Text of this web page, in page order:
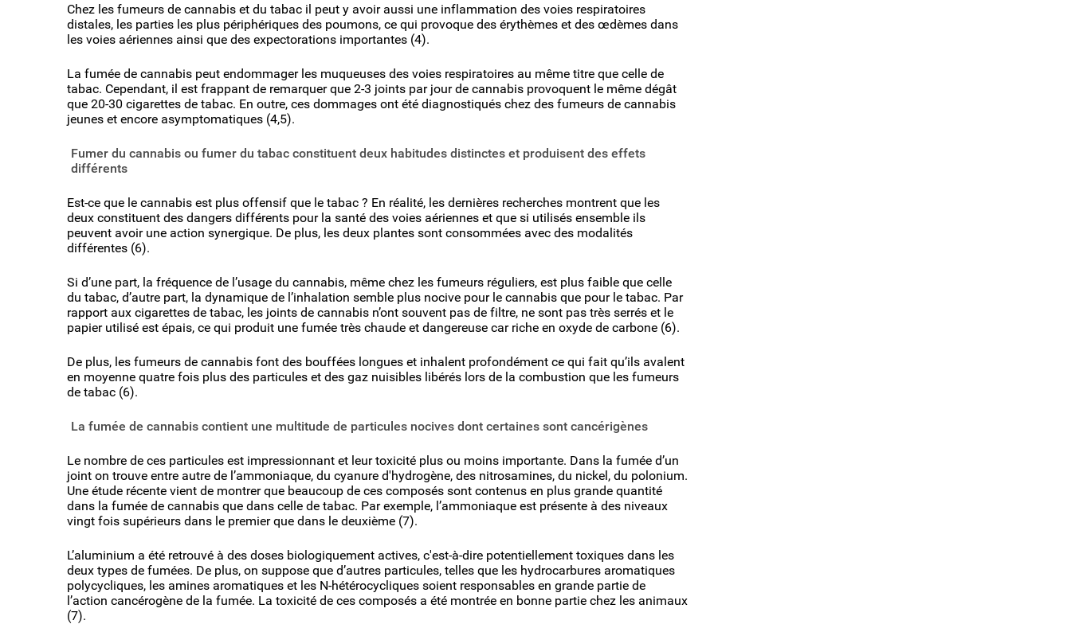
Chez les fumeurs de cannabis et du tabac il peut y avoir aussi une inflammation des voies respiratoires
distales, les parties les plus périphériques des poumons, ce qui provoque des érythèmes et des œdèmes dans
les voies aériennes ainsi que des expectorations importantes (4).
La fumée de cannabis peut endommager les muqueuses des voies respiratoires au même titre que celle de
tabac. Cependant, il est frappant de remarquer que 2-3 joints par jour de cannabis provoquent le même dégât
que 20-30 cigarettes de tabac. En outre, ces dommages ont été diagnostiqués chez des fumeurs de cannabis
jeunes et encore asymptomatiques (4,5).
Fumer du cannabis ou fumer du tabac constituent deux habitudes distinctes et produisent des effets
différents
Est-ce que le cannabis est plus offensif que le tabac ? En réalité, les dernières recherches montrent que les
deux constituent des dangers différents pour la santé des voies aériennes et que si utilisés ensemble ils
peuvent avoir une action synergique. De plus, les deux plantes sont consommées avec des modalités
différentes (6).
Si d’une part, la fréquence de l’usage du cannabis, même chez les fumeurs réguliers, est plus faible que celle
du tabac, d’autre part, la dynamique de l’inhalation semble plus nocive pour le cannabis que pour le tabac. Par
rapport aux cigarettes de tabac, les joints de cannabis n’ont souvent pas de filtre, ne sont pas très serrés et le
papier utilisé est épais, ce qui produit une fumée très chaude et dangereuse car riche en oxyde de carbone (6).
De plus, les fumeurs de cannabis font des bouffées longues et inhalent profondément ce qui fait qu’ils avalent
en moyenne quatre fois plus des particules et des gaz nuisibles libérés lors de la combustion que les fumeurs
de tabac (6).
La fumée de cannabis contient une multitude de particules nocives dont certaines sont cancérigènes
Le nombre de ces particules est impressionnant et leur toxicité plus ou moins importante. Dans la fumée d’un
joint on trouve entre autre de l’ammoniaque, du cyanure d'hydrogène, des nitrosamines, du nickel, du polonium.
Une étude récente vient de montrer que beaucoup de ces composés sont contenus en plus grande quantité
dans la fumée de cannabis que dans celle de tabac. Par exemple, l’ammoniaque est présente à des niveaux
vingt fois supérieurs dans le premier que dans le deuxième (7).
L’aluminium a été retrouvé à des doses biologiquement actives, c'est-à-dire potentiellement toxiques dans les
deux types de fumées. De plus, on suppose que d’autres particules, telles que les hydrocarbures aromatiques
polycycliques, les amines aromatiques et les N-hétérocycliques soient responsables en grande partie de
l’action cancérogène de la fumée. La toxicité de ces composés a été montrée en bonne partie chez les animaux
(7).